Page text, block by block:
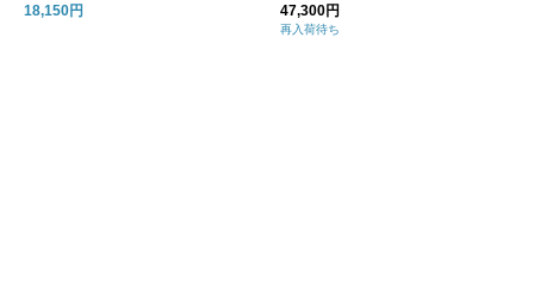
18,150円
47,300円
再入荷待ち